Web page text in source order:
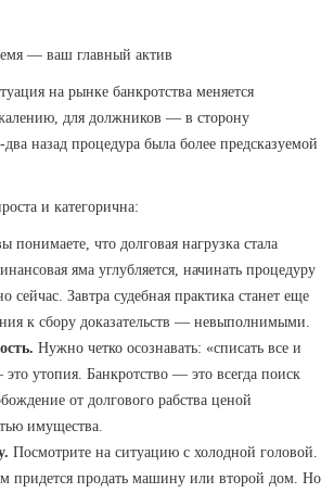
— ваш главный актив
на рынке банкротства меняется
для должников — в сторону
назад процедура была более предсказуемой
и категорична:
понимаете, что долговая нагрузка стала
яма углубляется, начинать процедуру
сейчас. Завтра судебная практика станет еще
к сбору доказательств — невыполнимыми.
Нужно четко осознавать: «списать все и
утопия. Банкротство — это всегда поиск
от долгового рабства ценой
имущества.
Посмотрите на ситуацию с холодной головой.
придется продать машину или второй дом. Но